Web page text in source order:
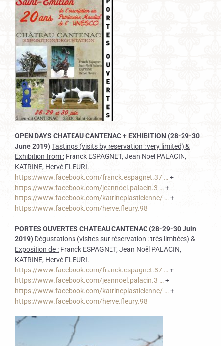
OPEN DAYS CHATEAU CANTENAC + EXHIBITION (28-29-30
June 2019)Tastings (visits by reservation : very limited) &
Exhibition from : Franck ESPAGNET, Jean Noël PALACIN,
KATRINE, Hervé FLEURI.
https://www.facebook.com/franck.espagnet.37 … +
https://www.facebook.com/jeannoel.palacin.3 … +
https://www.facebook.com/katrineplasticienne/ … +
https://www.facebook.com/herve.fleury.98
PORTES OUVERTES CHATEAU CANTENAC (28-29-30 Juin
2019) Dégustations (visites sur réservation : très limitées) &
Exposition de : Franck ESPAGNET, Jean Noël PALACIN,
KATRINE, Hervé FLEURI.
https://www.facebook.com/franck.espagnet.37 … +
https://www.facebook.com/jeannoel.palacin.3 … +
https://www.facebook.com/katrineplasticienne/ … +
https://www.facebook.com/herve.fleury.98